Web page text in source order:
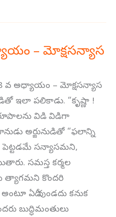
– మోక్షసన్యాస
18 వ అధ్యాయం – మోక్షసన్యాస
ఇలా పలికాడు. “కృష్ణా !
విడి విడిగా
అర్జునుడితో “ఫలాన్ని
పెట్టడమే సన్యాసమని,
సమస్త కర్మల
త్యాగమని కొందరి
ఏదీ వుండదు కనుక
బుద్ధిమంతులు